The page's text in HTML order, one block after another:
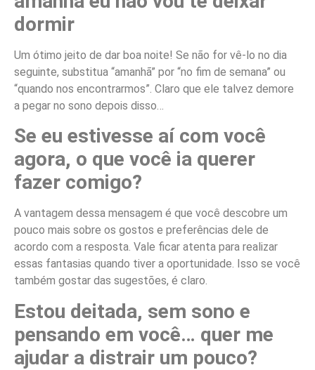
dormir
Um ótimo jeito de dar boa noite! Se não for vê-lo no dia
seguinte, substitua “amanhã” por “no fim de semana” ou
“quando nos encontrarmos”. Claro que ele talvez demore
a pegar no sono depois disso…
Se eu estivesse aí com você
agora, o que você ia querer
fazer comigo?
A vantagem dessa mensagem é que você descobre um
pouco mais sobre os gostos e preferências dele de
acordo com a resposta. Vale ficar atenta para realizar
essas fantasias quando tiver a oportunidade. Isso se você
também gostar das sugestões, é claro.
Estou deitada, sem sono e
pensando em você… quer me
ajudar a distrair um pouco?